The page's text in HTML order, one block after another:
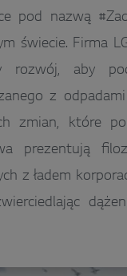
pod nazwą
świecie. Firma
rozwój, aby
z
zmian, które
prezentują
z ładem